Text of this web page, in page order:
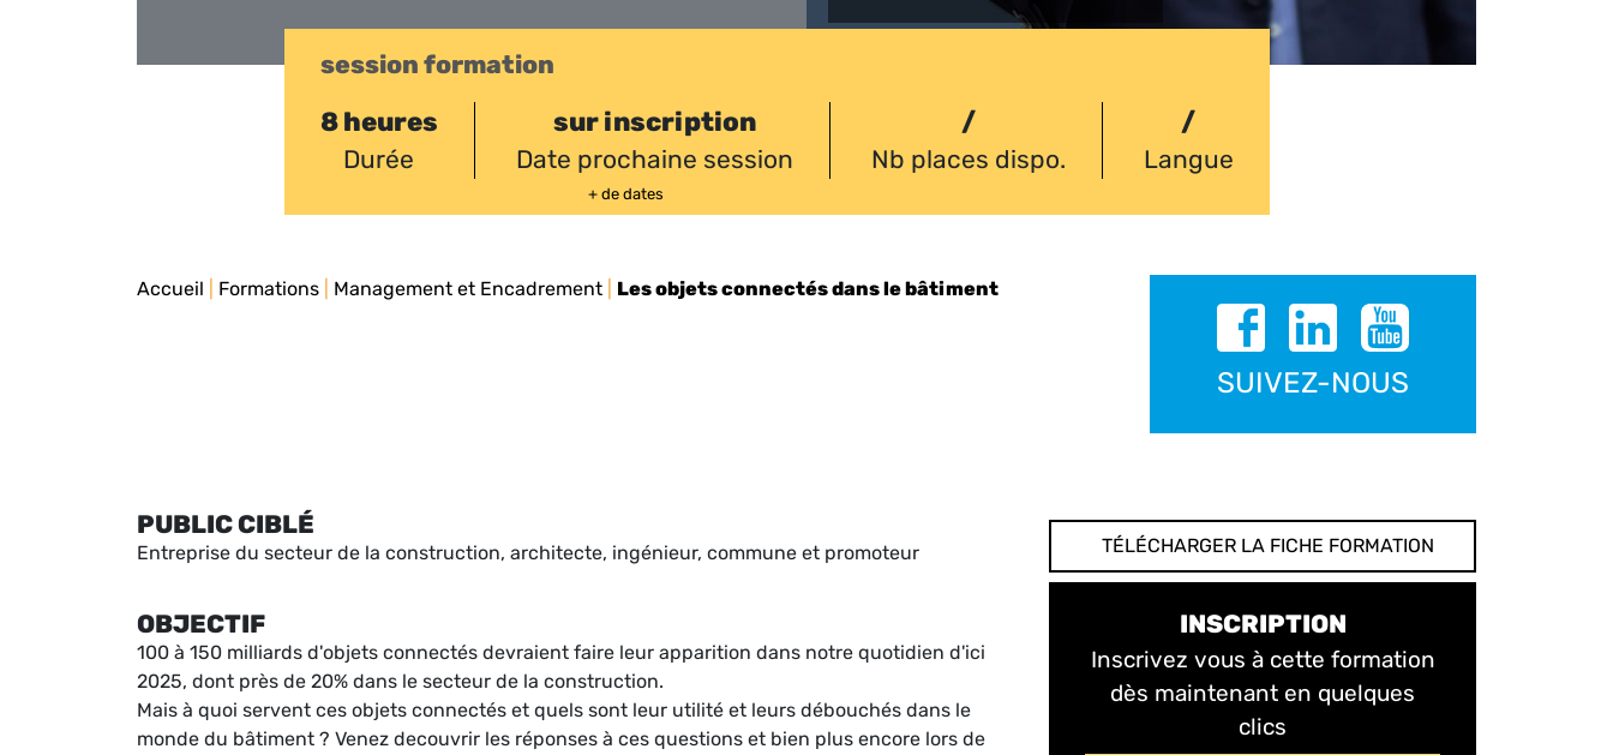
session formation
8 heures
Durée
sur inscription
Date prochaine session
+ de dates
/
Nb places dispo.
/
Langue
Accueil Formations Management et Encadrement Les objets connectés dans le bâtiment
SUIVEZ-NOUS
PUBLIC CIBLÉ
Entreprise du secteur de la construction, architecte, ingénieur, commune et promoteur
OBJECTIF
100 à 150 milliards d'objets connectés devraient faire leur apparition dans notre quotidien d'ici
2025, dont près de 20% dans le secteur de la construction.
Mais à quoi servent ces objets connectés et quels sont leur utilité et leurs débouchés dans le
monde du bâtiment ? Venez decouvrir les réponses à ces questions et bien plus encore lors de
TÉLÉCHARGER LA FICHE FORMATION
INSCRIPTION
Inscrivez vous à cette formation
dès maintenant en quelques
clics